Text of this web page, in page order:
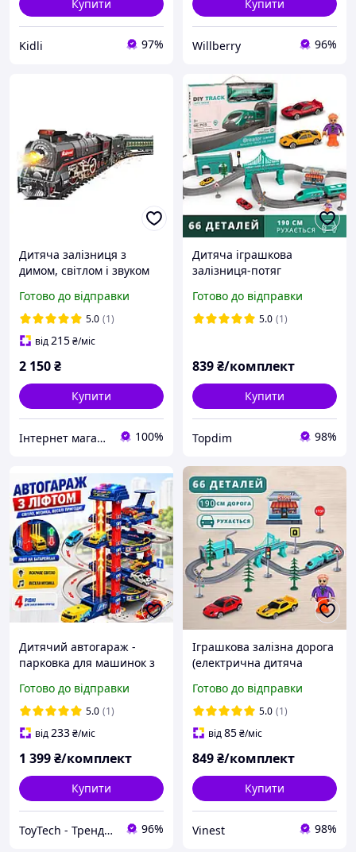
Купити
Kidli 97%
Купити
Willberry 96%
Дитяча залізниця з
димом, світлом і звуком
Готово до відправки
5.0 (1)
від215₴/міс
2 150₴
Купити
Інтернет магазин "JINKE" 100%
Дитяча іграшкова
залізниця-потяг
дорога-паровоз для дітей)
190 см
Готово до відправки
5.0 (1)
839₴/комплект
Купити
Topdim 98%
Дитячий автогараж -
парковка для машинок з
світлом та музикою,
ігровий набір 78 деталей
Готово до відправки
5.0 (1)
від233₴/міс
1 399₴/комплект
Купити
ToyTech - Трендові Іграшки та Гаджети 2021 96%
Іграшкова залізна дорога
(електрична дитяча
паровоз) 66 деталей
Готово до відправки
5.0 (1)
від85₴/міс
849₴/комплект
Купити
Vinest 98%